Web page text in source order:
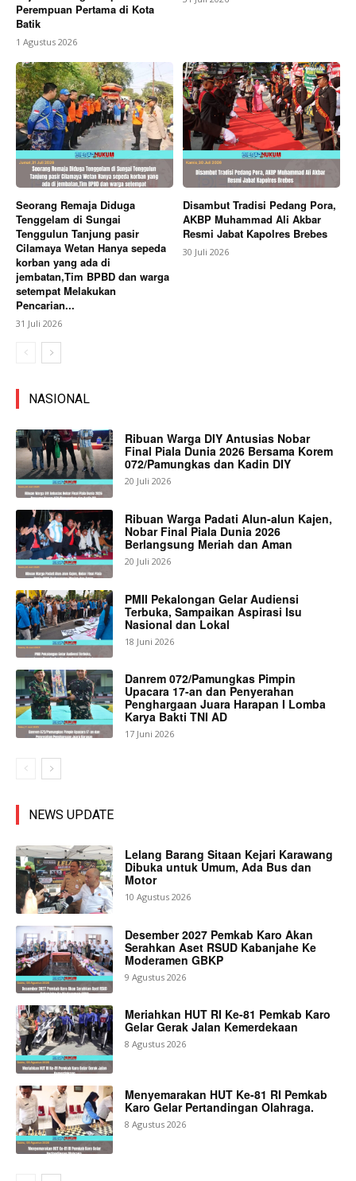
Perempuan Pertama di Kota
Batik
1 Agustus 2026
Seorang Remaja Diduga
Tenggelam di Sungai
Tenggulun Tanjung pasir
Cilamaya Wetan Hanya sepeda
korban yang ada di
jembatan,Tim BPBD dan warga
setempat Melakukan
Pencarian...
31 Juli 2026
Disambut Tradisi Pedang Pora,
AKBP Muhammad Ali Akbar
Resmi Jabat Kapolres Brebes
30 Juli 2026
NASIONAL
Ribuan Warga DIY Antusias Nobar
Final Piala Dunia 2026 Bersama Korem
072/Pamungkas dan Kadin DIY
20 Juli 2026
Ribuan Warga Padati Alun-alun Kajen,
Nobar Final Piala Dunia 2026
Berlangsung Meriah dan Aman
20 Juli 2026
PMII Pekalongan Gelar Audiensi
Terbuka, Sampaikan Aspirasi Isu
Nasional dan Lokal
18 Juni 2026
Danrem 072/Pamungkas Pimpin
Upacara 17-an dan Penyerahan
Penghargaan Juara Harapan I Lomba
Karya Bakti TNI AD
17 Juni 2026
NEWS UPDATE
Lelang Barang Sitaan Kejari Karawang
Dibuka untuk Umum, Ada Bus dan
Motor
10 Agustus 2026
Desember 2027 Pemkab Karo Akan
Serahkan Aset RSUD Kabanjahe Ke
Moderamen GBKP
9 Agustus 2026
Meriahkan HUT RI Ke-81 Pemkab Karo
Gelar Gerak Jalan Kemerdekaan
8 Agustus 2026
Menyemarakan HUT Ke-81 RI Pemkab
Karo Gelar Pertandingan Olahraga.
8 Agustus 2026